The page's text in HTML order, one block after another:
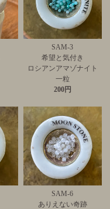
SAM-3
希望と気付き
ロシアンアマゾナイト
一粒
200円
SAM-6
ありえない奇跡